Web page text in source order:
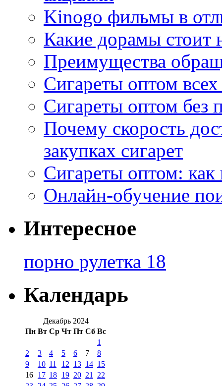
Kinogo фильмы в
Какие дорамы стоит
Преимущества
Сигареты оптом
Сигареты оптом без
Почему скорость
закупках сигарет
Сигареты оптом:
Онлайн-обучение
Интересное
порно рулетка 18
Календарь
Декабрь 2024
Пн Вт Ср Чт Пт Сб Вс
1
2
3 4 5 6 7
8
9
10 11 12 13 14 15
16 17 18 19 20 21
22